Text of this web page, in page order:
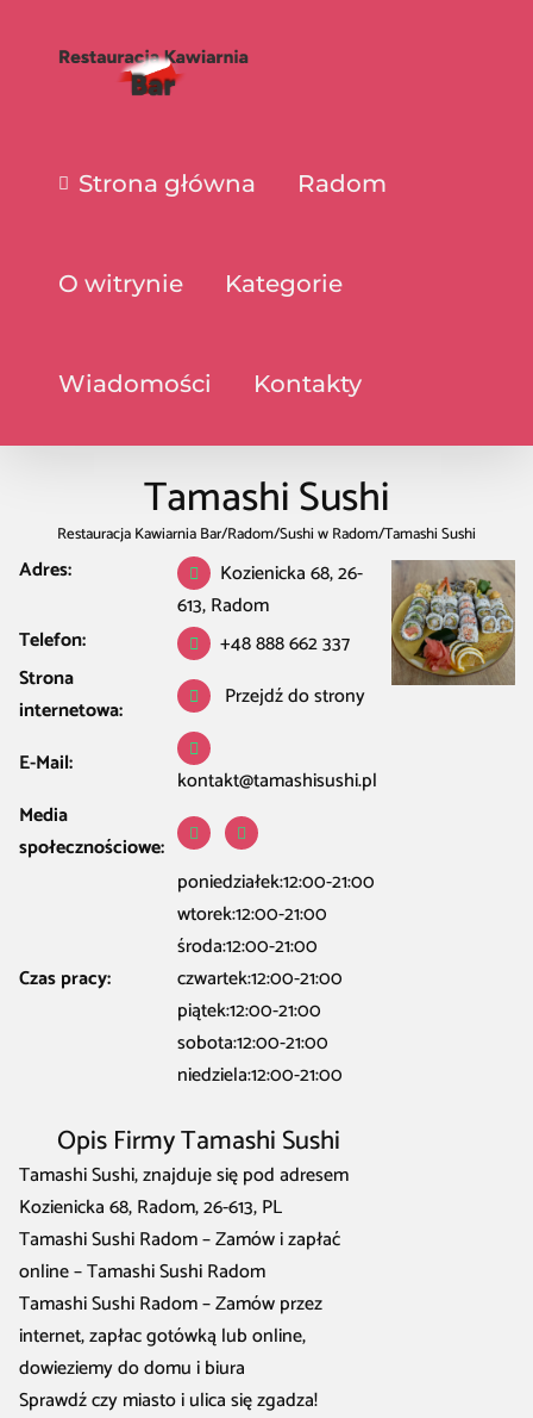
Strona główna Radom
O witrynie Kategorie
Wiadomości Kontakty
Tamashi Sushi
Restauracja Kawiarnia Bar/Radom/Sushi w Radom/Tamashi Sushi
Adres:
Kozienicka 68, 26-
613, Radom
Telefon:
+48 888 662 337
Strona
internetowa:
Przejdź do strony
E-Mail:
kontakt@tamashisushi.pl
Media
społecznościowe:
Czas pracy:
poniedziałek:12:00-21:00
wtorek:12:00-21:00
środa:12:00-21:00
czwartek:12:00-21:00
piątek:12:00-21:00
sobota:12:00-21:00
niedziela:12:00-21:00
Opis Firmy Tamashi Sushi
Tamashi Sushi, znajduje się pod adresem
Kozienicka 68, Radom, 26-613, PL
Tamashi Sushi Radom – Zamów i zapłać
online – Tamashi Sushi Radom
Tamashi Sushi Radom – Zamów przez
internet, zapłac gotówką lub online,
dowieziemy do domu i biura
Sprawdź czy miasto i ulica się zgadza!